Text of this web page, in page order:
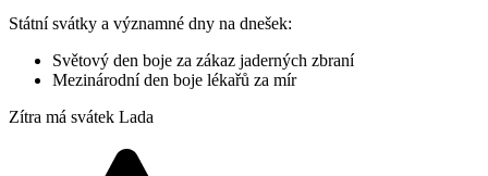
Státní svátky a významné dny na dnešek:
Světový den boje za zákaz jaderných zbraní
Mezinárodní den boje lékařů za mír
Zítra má svátek Lada